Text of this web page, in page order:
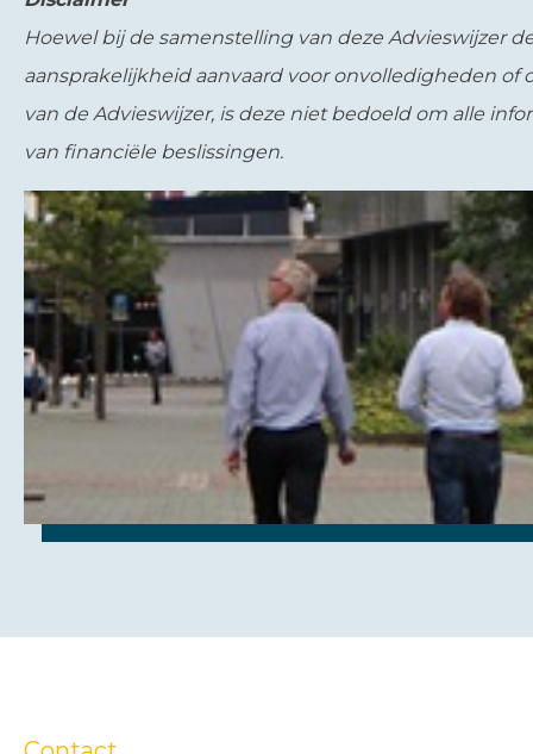
Hoewel bij de samenstelling van deze Advieswijzer
aansprakelijkheid aanvaard voor onvolledigheden
van de Advieswijzer, is deze niet bedoeld om alle
van financiële beslissingen.